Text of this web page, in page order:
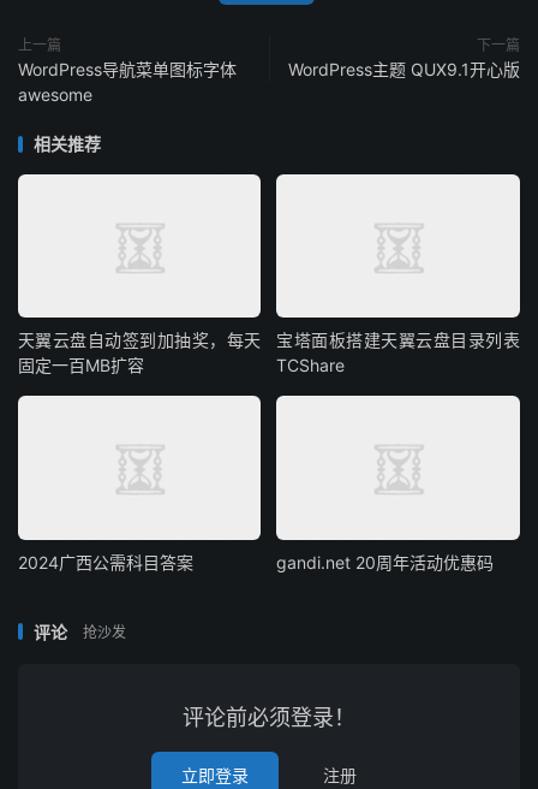
上一篇
WordPress导航菜单图标字体
awesome
下一篇
WordPress主题 QUX9.1开心版
相关推荐
天翼云盘自动签到加抽奖，每天
固定一百MB扩容
宝塔面板搭建天翼云盘目录列表
TCShare
2024广西公需科目答案 gandi.net 20周年活动优惠码
评论 抢沙发
评论前必须登录！
立即登录 注册